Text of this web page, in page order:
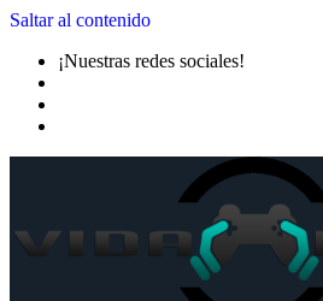
Saltar al contenido
¡Nuestras redes sociales!